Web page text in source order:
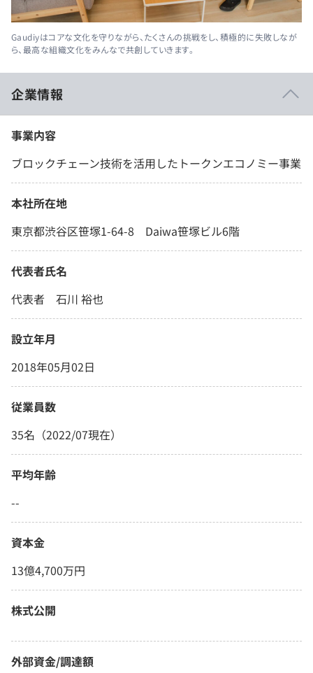
Gaudiyはコアな文化を守りながら、たくさんの挑戦をし、積極的に失敗しなが
ら、最高な組織文化をみんなで共創していきます。
企業情報
事業内容
ブロックチェーン技術を活用したトークンエコノミー事業
本社所在地
東京都渋谷区笹塚1-64-8 Daiwa笹塚ビル6階
代表者氏名
代表者 石川 裕也
設立年月
2018年05月02日
従業員数
35名（2022/07現在）
平均年齢
--
資本金
13億4,700万円
株式公開
外部資金/調達額